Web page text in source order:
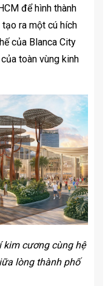
để hình thành
ra một cú hích
của Blanca City
toàn vùng kinh
kim cương cùng hệ
lòng thành phố